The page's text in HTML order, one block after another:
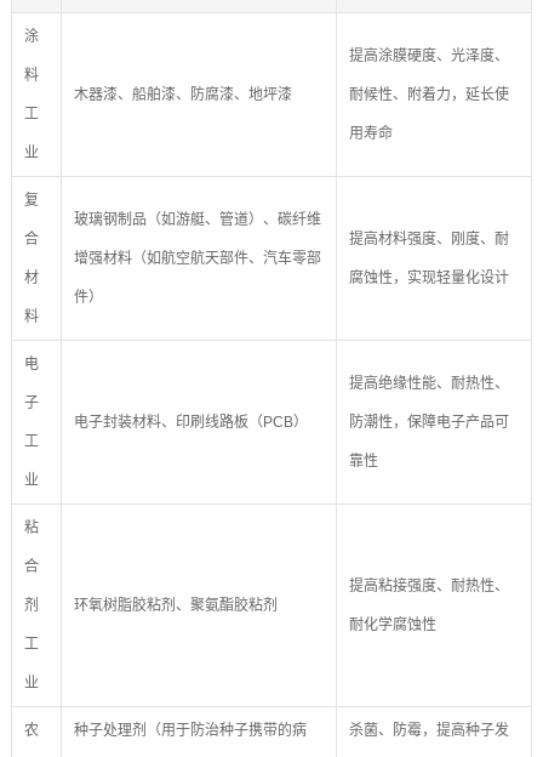
涂
料
工
业
木器漆、船舶漆、防腐漆、地坪漆
提高涂膜硬度、光泽度、
耐候性、附着力，延长使
用寿命
复
合
材
料
玻璃钢制品（如游艇、管道）、碳纤维
增强材料（如航空航天部件、汽车零部
件）
提高材料强度、刚度、耐
腐蚀性，实现轻量化设计
电
子
工
业
电子封装材料、印刷线路板（PCB）
提高绝缘性能、耐热性、
防潮性，保障电子产品可
靠性
粘
合
剂
工
业
环氧树脂胶粘剂、聚氨酯胶粘剂
提高粘接强度、耐热性、
耐化学腐蚀性
农 种子处理剂（用于防治种子携带的病 杀菌、防霉，提高种子发